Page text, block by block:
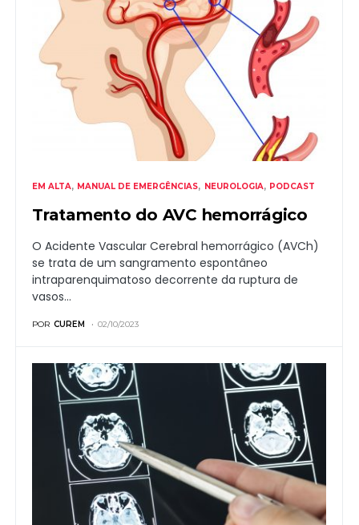
EM ALTA MANUAL DE EMERGÊNCIAS NEUROLOGIA PODCAST
Tratamento do AVC hemorrágico
O Acidente Vascular Cerebral hemorrágico (AVCh)
se trata de um sangramento espontâneo
intraparenquimatoso decorrente da ruptura de
vasos…
POR CUREM 02/10/2023